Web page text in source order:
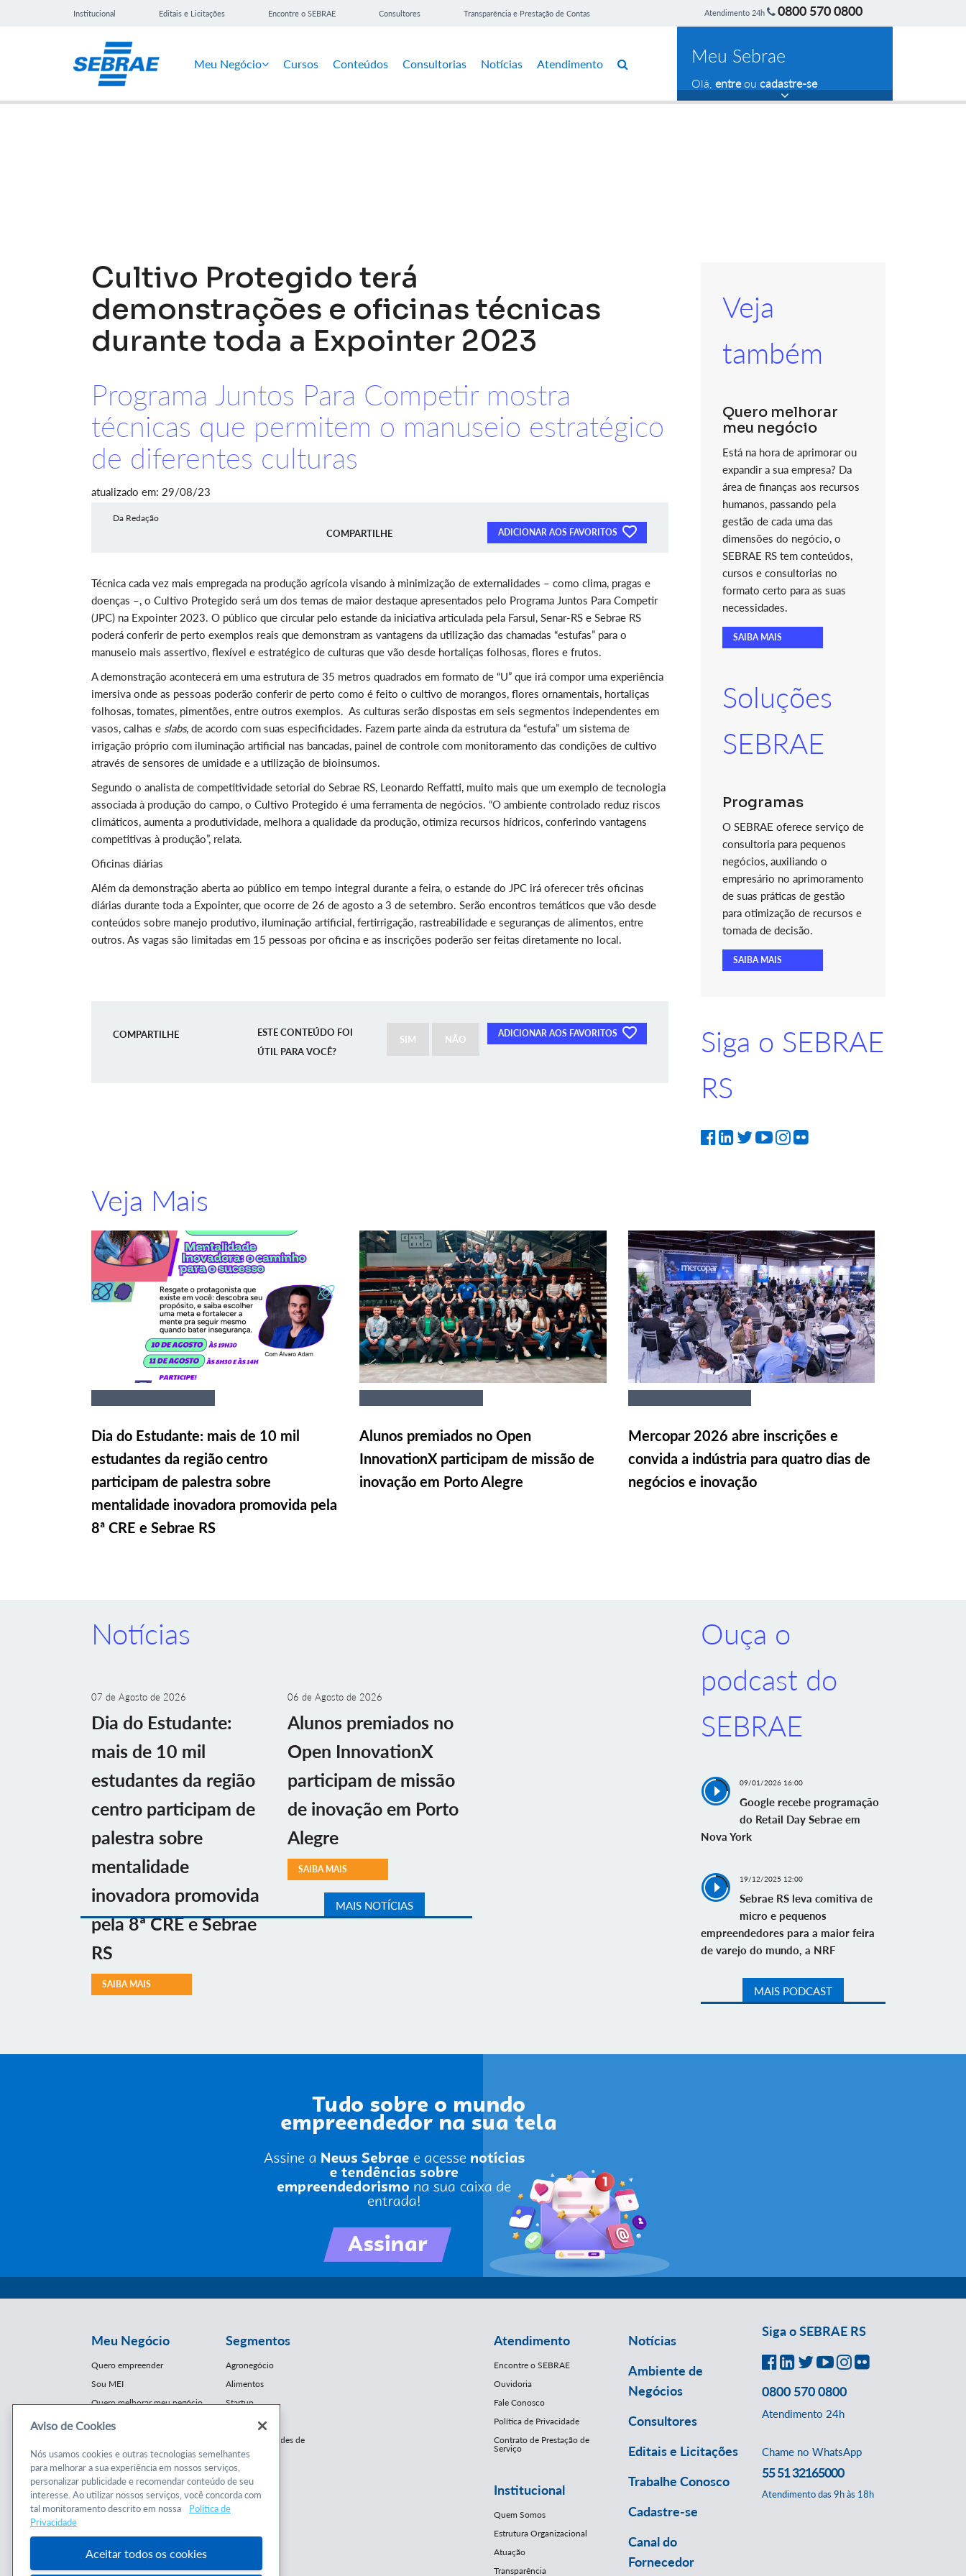
Institucional Editais e Licitações Encontre o SEBRAE Consultores Transparência e Prestação de Contas Atendimento 24h 0800 570 0800
Meu Negócio Cursos Conteúdos Consultorias Notícias Atendimento Meu Sebrae
Olá, entreou cadastre-se
Cultivo Protegido terá
demonstrações e oficinas técnicas
durante toda a Expointer 2023
Programa Juntos Para Competir mostra
técnicas que permitem o manuseio estratégico
de diferentes culturas
atualizado em: 29/08/23
Da Redação
COMPARTILHE ADICIONAR AOS FAVORITOS
Técnica cada vez mais empregada na produção agrícola visando à minimização de externalidades – como clima, pragas e
doenças –, o Cultivo Protegido será um dos temas de maior destaque apresentados pelo Programa Juntos Para Competir
(JPC) na Expointer 2023. O público que circular pelo estande da iniciativa articulada pela Farsul, Senar-RS e Sebrae RS
poderá conferir de perto exemplos reais que demonstram as vantagens da utilização das chamadas “estufas” para o
manuseio mais assertivo, flexível e estratégico de culturas que vão desde hortaliças folhosas, flores e frutos.
A demonstração acontecerá em uma estrutura de 35 metros quadrados em formato de “U” que irá compor uma experiência
imersiva onde as pessoas poderão conferir de perto como é feito o cultivo de morangos, flores ornamentais, hortaliças
folhosas, tomates, pimentões, entre outros exemplos. As culturas serão dispostas em seis segmentos independentes em
vasos, calhas e slabs, de acordo com suas especificidades. Fazem parte ainda da estrutura da “estufa” um sistema de
irrigação próprio com iluminação artificial nas bancadas, painel de controle com monitoramento das condições de cultivo
através de sensores de umidade e a utilização de bioinsumos.
Segundo o analista de competitividade setorial do Sebrae RS, Leonardo Reffatti, muito mais que um exemplo de tecnologia
associada à produção do campo, o Cultivo Protegido é uma ferramenta de negócios. “O ambiente controlado reduz riscos
climáticos, aumenta a produtividade, melhora a qualidade da produção, otimiza recursos hídricos, conferindo vantagens
competitivas à produção”, relata.
Oficinas diárias
Além da demonstração aberta ao público em tempo integral durante a feira, o estande do JPC irá oferecer três oficinas
diárias durante toda a Expointer, que ocorre de 26 de agosto a 3 de setembro. Serão encontros temáticos que vão desde
conteúdos sobre manejo produtivo, iluminação artificial, fertirrigação, rastreabilidade e seguranças de alimentos, entre
outros. As vagas são limitadas em 15 pessoas por oficina e as inscrições poderão ser feitas diretamente no local.
COMPARTILHE ADICIONAR AOS FAVORITOS
ESTE CONTEÚDO FOI
ÚTIL PARA VOCÊ?
SIM NÃO
Veja
também
Quero melhorar
meu negócio
Está na hora de aprimorar ou
expandir a sua empresa? Da
área de finanças aos recursos
humanos, passando pela
gestão de cada uma das
dimensões do negócio, o
SEBRAE RS tem conteúdos,
cursos e consultorias no
formato certo para as suas
necessidades.
SAIBA MAIS
Soluções
SEBRAE
Programas
O SEBRAE oferece serviço de
consultoria para pequenos
negócios, auxiliando o
empresário no aprimoramento
de suas práticas de gestão
para otimização de recursos e
tomada de decisão.
SAIBA MAIS
Siga o SEBRAE
RS
Veja Mais
Dia do Estudante: mais de 10 mil
estudantes da região centro
participam de palestra sobre
mentalidade inovadora promovida pela
8ª CRE e Sebrae RS
Alunos premiados no Open
InnovationX participam de missão de
inovação em Porto Alegre
Mercopar 2026 abre inscrições e
convida a indústria para quatro dias de
negócios e inovação
Notícias
07 de Agosto de 2026
Dia do Estudante:
mais de 10 mil
estudantes da região
centro participam de
palestra sobre
mentalidade
inovadora promovida
pela 8ª CRE e Sebrae
RS
SAIBA MAIS
06 de Agosto de 2026
Alunos premiados no
Open InnovationX
participam de missão
de inovação em Porto
Alegre
SAIBA MAIS
MAIS NOTÍCIAS
Ouça o
podcast do
SEBRAE
09/01/2026 16:00
Google recebe programação
do Retail Day Sebrae em
Nova York
19/12/2025 12:00
Sebrae RS leva comitiva de
micro e pequenos
empreendedores para a maior feira
de varejo do mundo, a NRF
MAIS PODCAST
Meu Negócio
Quero empreender
Sou MEI
Quero melhorar meu negócio
Conteúdos
Cursos
Consultorias
Segmentos
Agronegócio
Alimentos
Startup
E-Commerce
Franquias / Redes de
Cooperação
Moda
Moveleiro
Saúde
Mercopar
Atendimento
Encontre o SEBRAE
Ouvidoria
Fale Conosco
Política de Privacidade
Contrato de Prestação de
Serviço
Institucional
Quem Somos
Estrutura Organizacional
Atuação
Transparência
Notícias
Ambiente de
Negócios
Consultores
Editais e Licitações
Trabalhe Conosco
Cadastre-se
Canal do
Fornecedor
Siga o SEBRAE RS
0800 570 0800
Atendimento 24h
Chame no WhatsApp
55 51 32165000
Atendimento das 9h às 18h
Aviso de Cookies
Nós usamos cookies e outras tecnologias semelhantes
para melhorar a sua experiência em nossos serviços,
personalizar publicidade e recomendar conteúdo de seu
interesse. Ao utilizar nossos serviços, você concorda com
tal monitoramento descrito em nossa
Política de
Privacidade
Aceitar todos os cookies